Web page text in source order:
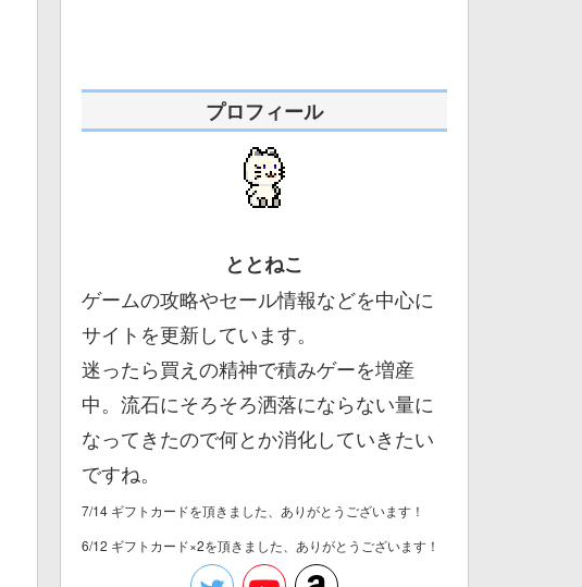
プロフィール
ととねこ
ゲームの攻略やセール情報などを中心に
サイトを更新しています。
迷ったら買えの精神で積みゲーを増産
中。流石にそろそろ洒落にならない量に
なってきたので何とか消化していきたい
ですね。
7/14 ギフトカードを頂きました、ありがとうございます！
6/12 ギフトカード×2を頂きました、ありがとうございます！